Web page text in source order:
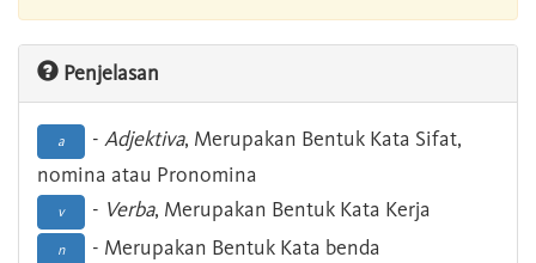
Penjelasan
a - Adjektiva, Merupakan Bentuk Kata Sifat,
nomina atau Pronomina
v - Verba, Merupakan Bentuk Kata Kerja
n - Merupakan Bentuk Kata benda